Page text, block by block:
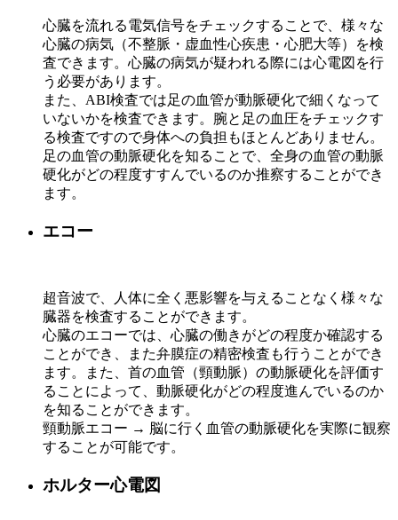
心臓を流れる電気信号をチェックすることで、様々な
心臓の病気（不整脈・虚血性心疾患・心肥大等）を検
査できます。心臓の病気が疑われる際には心電図を行
う必要があります。
また、ABI検査では足の血管が動脈硬化で細くなって
いないかを検査できます。腕と足の血圧をチェックす
る検査ですので身体への負担もほとんどありません。
足の血管の動脈硬化を知ることで、全身の血管の動脈
硬化がどの程度すすんでいるのか推察することができ
ます。
エコー
超音波で、人体に全く悪影響を与えることなく様々な
臓器を検査することができます。
心臓のエコーでは、心臓の働きがどの程度か確認する
ことができ、また弁膜症の精密検査も行うことができ
ます。また、首の血管（頸動脈）の動脈硬化を評価す
ることによって、動脈硬化がどの程度進んでいるのか
を知ることができます。
頸動脈エコー → 脳に行く血管の動脈硬化を実際に観察
することが可能です。
ホルター心電図